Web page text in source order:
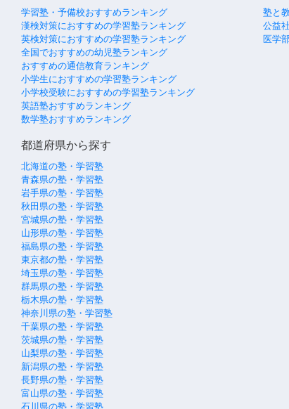
学習塾・予備校おすすめランキング
漢検対策におすすめの学習塾ランキング
英検対策におすすめの学習塾ランキング
全国でおすすめの幼児塾ランキング
おすすめの通信教育ランキング
小学生におすすめの学習塾ランキング
小学校受験におすすめの学習塾ランキング
英語塾おすすめランキング
数学塾おすすめランキング
都道府県から探す
北海道の塾・学習塾
青森県の塾・学習塾
岩手県の塾・学習塾
秋田県の塾・学習塾
宮城県の塾・学習塾
山形県の塾・学習塾
福島県の塾・学習塾
東京都の塾・学習塾
埼玉県の塾・学習塾
群馬県の塾・学習塾
栃木県の塾・学習塾
神奈川県の塾・学習塾
千葉県の塾・学習塾
茨城県の塾・学習塾
山梨県の塾・学習塾
新潟県の塾・学習塾
長野県の塾・学習塾
富山県の塾・学習塾
石川県の塾・学習塾
塾と
公益
医学